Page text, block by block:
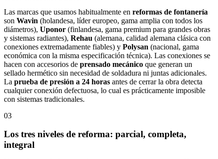
Las marcas que usamos habitualmente en reformas de fontanería
son Wavin (holandesa, líder europeo, gama amplia con todos los
diámetros), Uponor (finlandesa, gama premium para grandes obras
y sistemas radiantes), Rehau (alemana, calidad alemana clásica con
conexiones extremadamente fiables) y Polysan (nacional, gama
económica con la misma especificación técnica). Las conexiones se
hacen con accesorios de prensado mecánico que generan un
sellado hermético sin necesidad de soldadura ni juntas adicionales.
La prueba de presión a 24 horas antes de cerrar la obra detecta
cualquier conexión defectuosa, lo cual es prácticamente imposible
con sistemas tradicionales.
03
Los tres niveles de reforma: parcial, completa,
integral